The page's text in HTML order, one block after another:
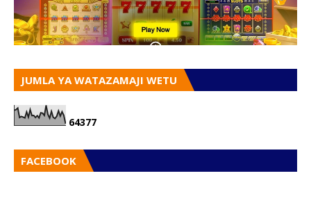
JUMLA YA WATAZAMAJI WETU
64377
FACEBOOK